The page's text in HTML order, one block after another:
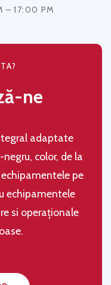
– 17:00 PM
ne
adaptate
color, de la
pe
echipamentele
si operaţionale